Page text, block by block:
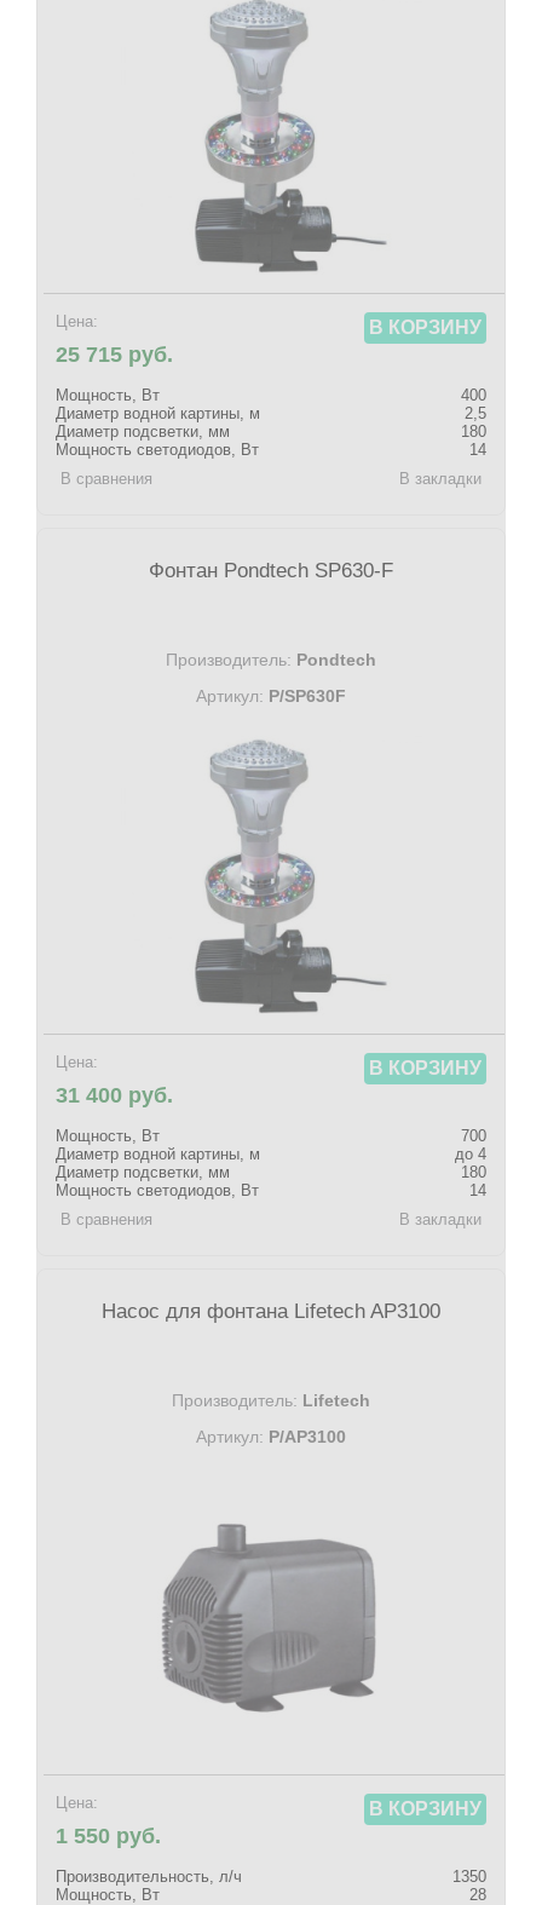
Цена:
25 715 руб.
В КОРЗИНУ
Мощность, Вт
400
Диаметр водной картины, м
2,5
Диаметр подсветки, мм
180
Мощность светодиодов, Вт
14
В сравнения
В закладки
Фонтан Pondtech SP630-F
Производитель: Pondtech
Артикул: P/SP630F
Цена:
31 400 руб.
В КОРЗИНУ
Мощность, Вт
700
Диаметр водной картины, м
до 4
Диаметр подсветки, мм
180
Мощность светодиодов, Вт
14
В сравнения
В закладки
Насос для фонтана Lifetech AP3100
Производитель: Lifetech
Артикул: P/AP3100
Цена:
1 550 руб.
В КОРЗИНУ
Производительность, л/ч
1350
Мощность, Вт
28